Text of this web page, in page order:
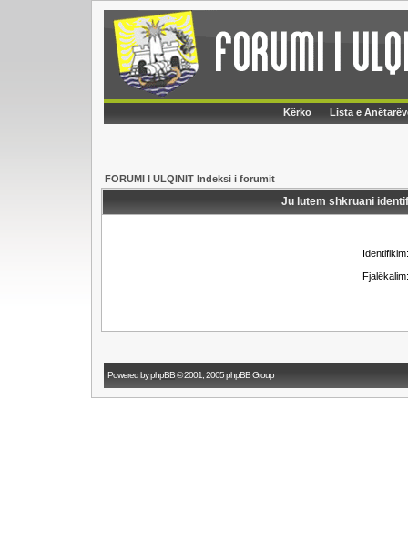
Kërko Lista e
FORUMI I ULQINIT Indeksi i forumit
Ju lutem shkruani
Identifikim:
Fjalëkalim:
Powered byphpBB© 2001, 2005 phpBB Group